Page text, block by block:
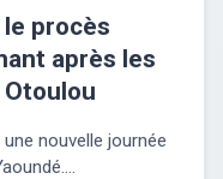
procès
après les
nouvelle journée